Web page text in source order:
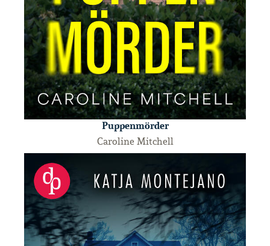
Puppenmörder
Caroline Mitchell